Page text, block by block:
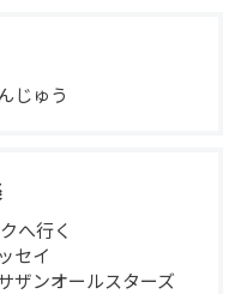
じゅう
へ行く
セイ
ザンオールスターズ